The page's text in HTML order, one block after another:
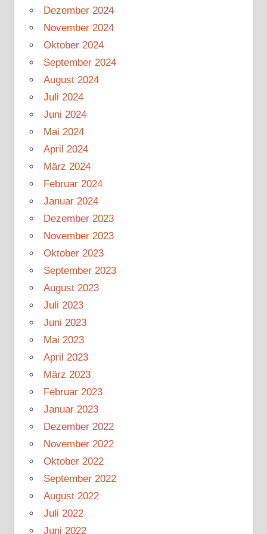
Dezember 2024
November 2024
Oktober 2024
September 2024
August 2024
Juli 2024
Juni 2024
Mai 2024
April 2024
März 2024
Februar 2024
Januar 2024
Dezember 2023
November 2023
Oktober 2023
September 2023
August 2023
Juli 2023
Juni 2023
Mai 2023
April 2023
März 2023
Februar 2023
Januar 2023
Dezember 2022
November 2022
Oktober 2022
September 2022
August 2022
Juli 2022
Juni 2022